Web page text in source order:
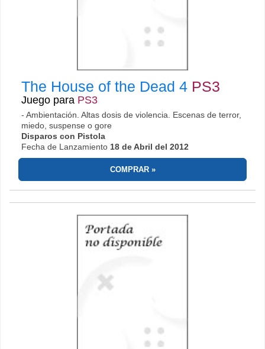
The House of the Dead 4 PS3
Juego para PS3
- Ambientación. Altas dosis de violencia. Escenas de terror,
miedo, suspense o gore
Disparos con Pistola
Fecha de Lanzamiento 18 de Abril del 2012
COMPRAR